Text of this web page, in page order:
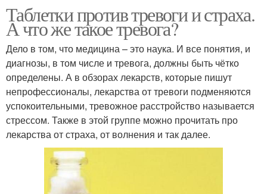
Таблетки против тревоги и страха.
А что же такое тревога?
Дело в том, что медицина – это наука. И все понятия, и
диагнозы, в том числе и тревога, должны быть чётко
определены. А в обзорах лекарств, которые пишут
непрофессионалы, лекарства от тревоги подменяются
успокоительными, тревожное расстройство называется
стрессом. Также в этой группе можно прочитать про
лекарства от страха, от волнения и так далее.